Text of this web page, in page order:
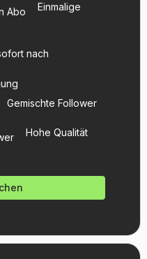
Einmalige
Gemischte Follower
Hohe Qualität